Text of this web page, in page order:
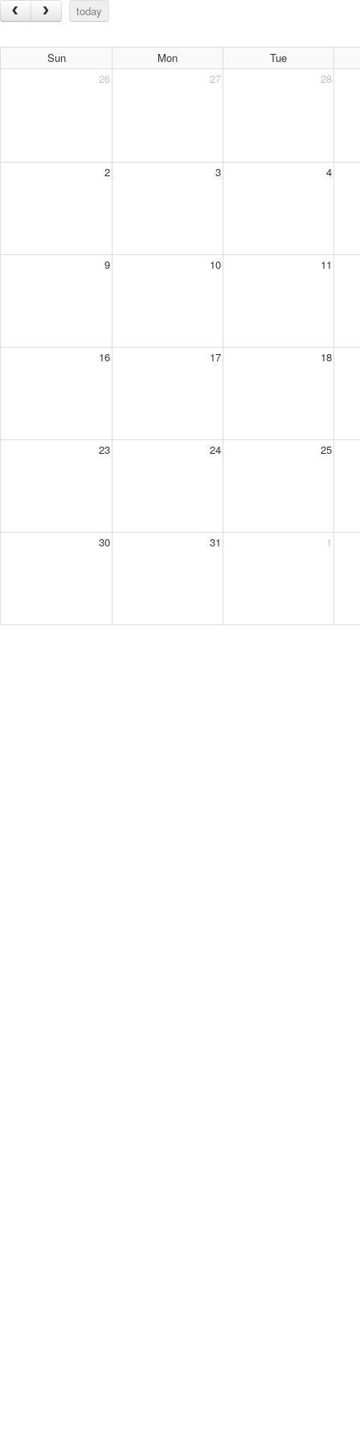
today
Sun Mon
Tue
26
27 28
2 3 4
9 10 11
16 17 18
23 24 25
30 31 1